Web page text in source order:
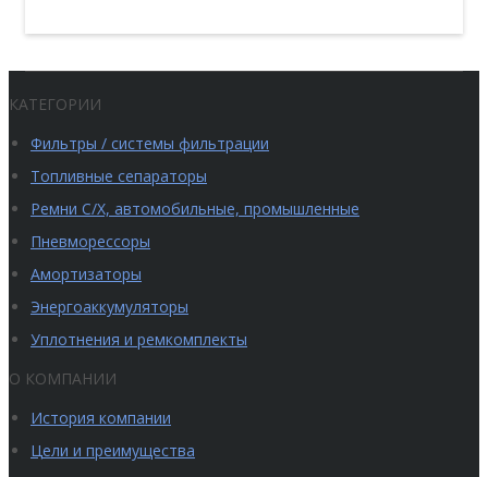
КАТЕГОРИИ
Фильтры / системы фильтрации
Топливные сепараторы
Ремни С/Х, автомобильные, промышленные
Пневморессоры
Амортизаторы
Энергоаккумуляторы
Уплотнения и ремкомплекты
О КОМПАНИИ
История компании
Цели и преимущества